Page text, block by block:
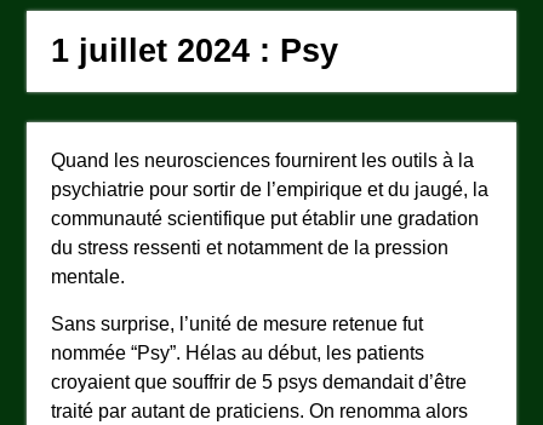
1 juillet 2024 : Psy
Quand les neurosciences fournirent les outils à la
psychiatrie pour sortir de l’empirique et du jaugé, la
communauté scientifique put établir une gradation
du stress ressenti et notamment de la pression
mentale.
Sans surprise, l’unité de mesure retenue fut
nommée “Psy”. Hélas au début, les patients
croyaient que souffrir de 5 psys demandait d’être
traité par autant de praticiens. On renomma alors